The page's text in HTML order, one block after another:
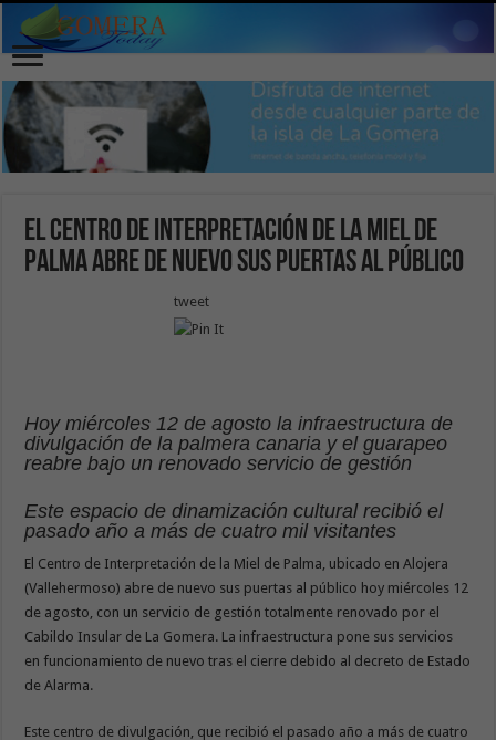
El Centro de Interpretación de la Miel de
Palma abre de nuevo sus puertas al público
tweet
Hoy miércoles 12 de agosto la infraestructura de
divulgación de la palmera canaria y el guarapeo
reabre bajo un renovado servicio de gestión
Este espacio de dinamización cultural recibió el
pasado año a más de cuatro mil visitantes
El Centro de Interpretación de la Miel de Palma, ubicado en Alojera
(Vallehermoso) abre de nuevo sus puertas al público hoy miércoles 12
de agosto, con un servicio de gestión totalmente renovado por el
Cabildo Insular de La Gomera. La infraestructura pone sus servicios
en funcionamiento de nuevo tras el cierre debido al decreto de Estado
de Alarma.
Este centro de divulgación, que recibió el pasado año a más de cuatro